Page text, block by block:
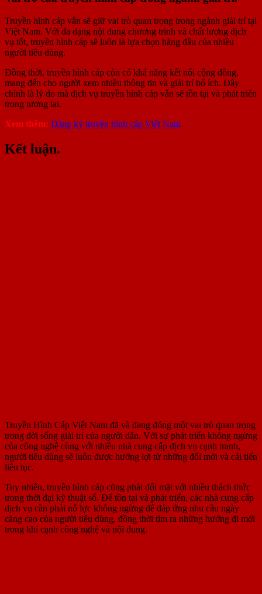
Truyền hình cáp vẫn sẽ giữ vai trò quan trọng trong ngành giải trí tại
Việt Nam. Với đa dạng nội dung chương trình và chất lượng dịch
vụ tốt, truyền hình cáp sẽ luôn là lựa chọn hàng đầu của nhiều
người tiêu dùng.
Đồng thời, truyền hình cáp còn có khả năng kết nối cộng đồng,
mang đến cho người xem nhiều thông tin và giải trí bổ ích. Đây
chính là lý do mà dịch vụ truyền hình cáp vẫn sẽ tồn tại và phát triển
trong tương lai.
Xem thêm: Đăng ký truyền hình cáp Việt Nam
Kết luận.
Truyền Hình Cáp Việt Nam đã và đang đóng một vai trò quan trọng
trong đời sống giải trí của người dân. Với sự phát triển không ngừng
của công nghệ cùng với nhiều nhà cung cấp dịch vụ cạnh tranh,
người tiêu dùng sẽ luôn được hưởng lợi từ những đổi mới và cải tiến
liên tục.
Tuy nhiên, truyền hình cáp cũng phải đối mặt với nhiều thách thức
trong thời đại kỹ thuật số. Để tồn tại và phát triển, các nhà cung cấp
dịch vụ cần phải nỗ lực không ngừng để đáp ứng nhu cầu ngày
càng cao của người tiêu dùng, đồng thời tìm ra những hướng đi mới
trong khí cạnh công nghệ và nội dung.